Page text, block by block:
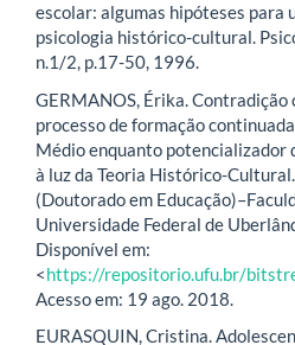
escolar: algumas hipóteses para
psicologia histórico-cultural.
n.1/2, p.17-50, 1996.
GERMANOS, Érika. Contradição
processo de formação
Médio enquanto potencializador
à luz da Teoria Histórico-
(Doutorado em
Universidade Federal de
Disponível em:
<https://repositorio.ufu.br/
Acesso em: 19 ago. 2018.
EURASQUIN, Cristina.